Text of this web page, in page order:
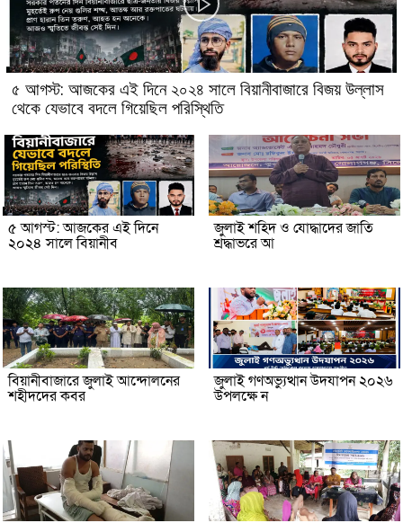
৫ আগস্ট: আজকের এই দিনে ২০২৪ সালে বিয়ানীবাজারে বিজয় উল্লাস
থেকে যেভাবে বদলে গিয়েছিল পরিস্থিতি
৫ আগস্ট: আজকের এই দিনে
২০২৪ সালে বিয়ানীব
জুলাই শহিদ ও যোদ্ধাদের জাতি
শ্রদ্ধাভরে আ
বিয়ানীবাজারে জুলাই আন্দোলনের
শহীদদের কবর
জুলাই গণঅভ্যুত্থান উদযাপন ২০২৬
উপলক্ষে ন